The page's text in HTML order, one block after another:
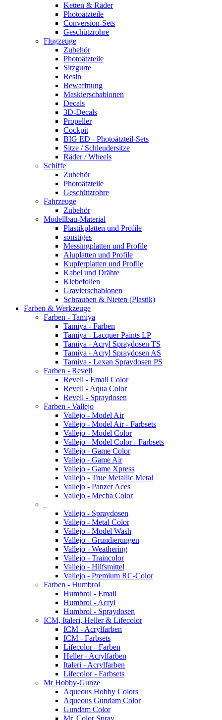
Ketten & Räder
Photoätzteile
Conversion-Sets
Geschützrohre
Flugzeuge
Zubehör
Photoätzteile
Sitzgurte
Resin
Bewaffnung
Maskierschablonen
Decals
3D-Decals
Propeller
Cockpit
BIG ED - Photoätzteil-Sets
Sitze / Schleudersitze
Räder / Wheels
Schiffe
Zubehör
Photoätzteile
Geschützrohre
Fahrzeuge
Zubehör
Modellbau-Material
Plastikplatten und Profile
sonstiges
Messingplatten und Profile
Aluplatten und Profile
Kupferplatten und Profile
Kabel und Drähte
Klebefolien
Gravierschablonen
Schrauben & Nieten (Plastik)
Farben & Werkzeuge
Farben - Tamiya
Tamiya - Farben
Tamiya - Lacquer Paints LP
Tamiya - Acryl Spraydosen TS
Tamiya - Acryl Spraydosen AS
Tamiya - Lexan Spraydosen PS
Farben - Revell
Revell - Email Color
Revell - Aqua Color
Revell - Spraydosen
Farben - Vallejo
Vallejo - Model Air
Vallejo - Model Air - Farbsets
Vallejo - Model Color
Vallejo - Model Color - Farbsets
Vallejo - Game Color
Vallejo - Game Air
Vallejo - Game Xpress
Vallejo - True Metallic Metal
Vallejo - Panzer Aces
Vallejo - Mecha Color
Vallejo - Spraydosen
Vallejo - Metal Color
Vallejo - Model Wash
Vallejo - Grundierungen
Vallejo - Weathering
Vallejo - Traincolor
Vallejo - Hilfsmittel
Vallejo - Premium RC-Color
Farben - Humbrol
Humbrol - Email
Humbrol - Acryl
Humbrol - Spraydosen
ICM, Italeri, Heller & Lifecolor
ICM - Acrylfarben
ICM - Farbsets
Lifecolor - Farben
Heller - Acrylfarben
Italeri - Acrylfarben
Lifecolor - Farbsets
Mr Hobby-Gunze
Aqueous Hobby Colors
Aqueous Gundam Color
Gundam Color
Mr. Color Spray